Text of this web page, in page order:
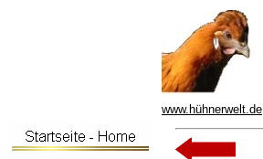
www.hühnerwelt.de